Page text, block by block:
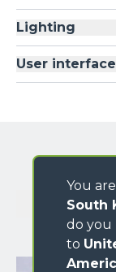
Lighting
User interface
You
South
do you
to